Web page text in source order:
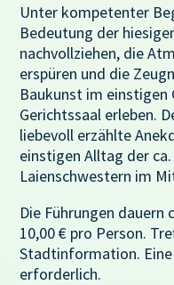
Unter kompetenter
Bedeutung der
nachvollziehen, die
erspüren und die
Baukunst im
Gerichtssaal erleben.
liebevoll erzählte
einstigen Alltag der
Laienschwestern im
Die Führungen dauern
10,00 € pro Person.
Stadtinformation.
erforderlich.